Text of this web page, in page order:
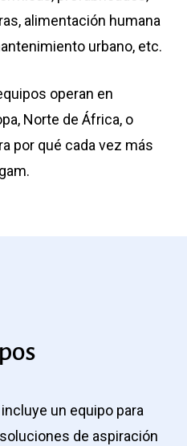
alimentación humana
urbano, etc.
operan en
Norte de África, o
por qué cada vez más
un equipo para
de aspiración